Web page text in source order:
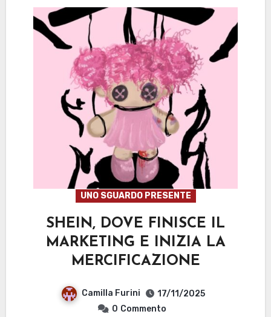
UNO SGUARDO PRESENTE
SHEIN, DOVE FINISCE IL
MARKETING E INIZIA LA
MERCIFICAZIONE
Camilla Furini
17/11/2025
0 Commento